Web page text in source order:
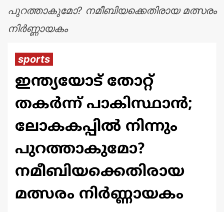
പുറത്താകുമോ? നമീബിയക്കെതിരായ മത്സരം
നിർണ്ണായകം
sports
ഇന്ത്യയോട് തോറ്റ്
തകർന്ന് പാകിസ്ഥാൻ;
ലോകകപ്പിൽ നിന്നും
പുറത്താകുമോ?
നമീബിയക്കെതിരായ
മത്സരം നിർണ്ണായകം